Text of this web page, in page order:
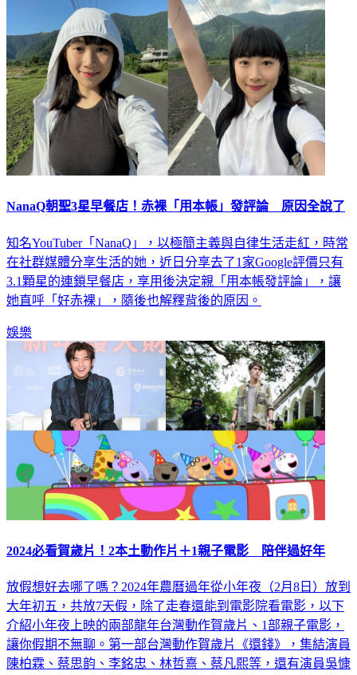
NanaQ朝聖3星早餐店！赤裸「用本帳」發評論 原因全說了
知名YouTuber「NanaQ」，以極簡主義與自律生活走紅，時常
在社群媒體分享生活的她，近日分享去了1家Google評價只有
3.1顆星的連鎖早餐店，享用後決定親「用本帳發評論」，讓
她直呼「好赤裸」，隨後也解釋背後的原因。
娛樂
2024必看賀歲片！2本土動作片＋1親子電影 陪伴過好年
放假想好去哪了嗎？2024年農曆過年從小年夜（2月8日）放到
大年初五，共放7天假，除了走春還能到電影院看電影，以下
介紹小年夜上映的兩部龍年台灣動作賀歲片、1部親子電影，
讓你假期不無聊。第一部台灣動作賀歲片《還錢》，集結演員
陳柏霖、蔡思韵、李銘忠、林哲熹、蔡凡熙等，還有演員吳慷